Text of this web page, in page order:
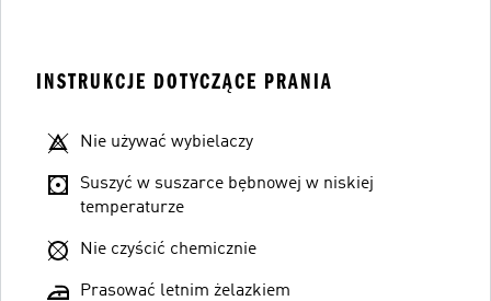
INSTRUKCJE DOTYCZĄCE PRANIA
Nie używać wybielaczy
Suszyć w suszarce bębnowej w niskiej
temperaturze
Nie czyścić chemicznie
Prasować letnim żelazkiem